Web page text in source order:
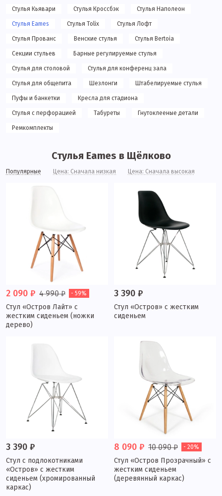
Стулья Кьявари Стулья Кроссбэк Стулья Наполеон
Стулья Eames Стулья Tolix Стулья Лофт
Стулья Прованс Венские стулья Стулья Bertoia
Секции стульев Барные регулируемые стулья
Стулья для столовой Стулья для конференц зала
Стулья для общепита Шезлонги Штабелируемые стулья
Пуфы и банкетки Кресла для стадиона
Стулья с перфорацией Табуреты Гнутоклееные детали
Ремкомплекты
Стулья Eames в Щёлково
Популярные Цена: Сначала низкая Цена: Сначала высокая
2 090 ₽ 4 990 ₽ - 59%
Стул «Остров Лайт» с
жестким сиденьем (ножки
дерево)
3 390 ₽
Стул «Остров» с жестким
сиденьем
3 390 ₽
Стул с подлокотниками
«Остров» с жестким
сиденьем (хромированный
каркас)
8 090 ₽ 10 090 ₽ - 20%
Стул «Остров Прозрачный» с
жестким сиденьем
(деревянный каркас)